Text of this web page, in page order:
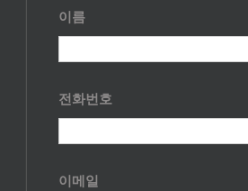
이름
전화번호
이메일